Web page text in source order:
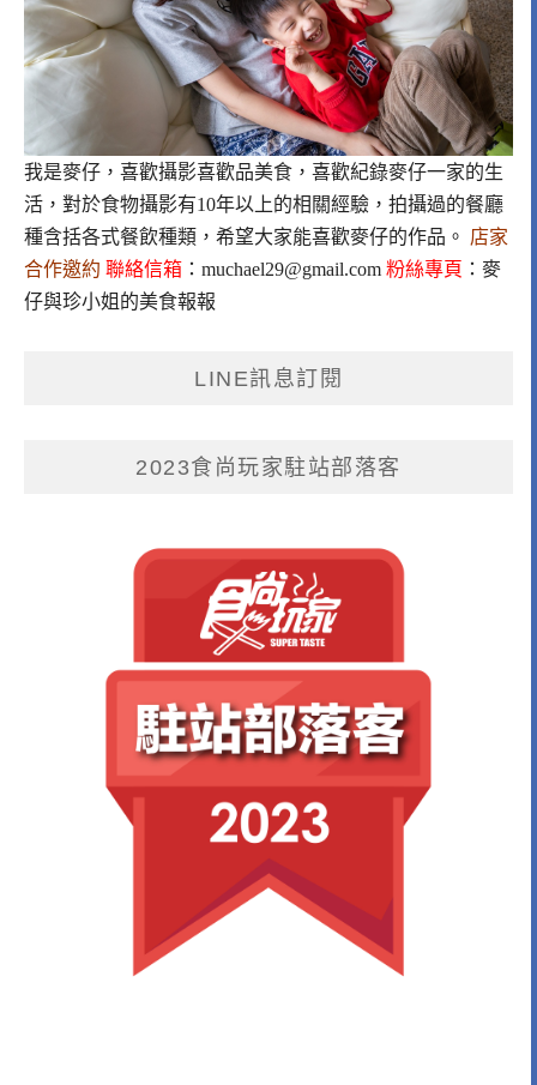
我是麥仔，喜歡攝影喜歡品美食，喜歡紀錄麥仔一家的生
活，對於食物攝影有10年以上的相關經驗，拍攝過的餐廳
種含括各式餐飲種類，希望大家能喜歡麥仔的作品。 店家
合作邀約 聯絡信箱 ： muchael29@gmail.com 粉絲專頁 ： 麥
仔與珍小姐的美食報報
LINE訊息訂閱
2023食尚玩家駐站部落客